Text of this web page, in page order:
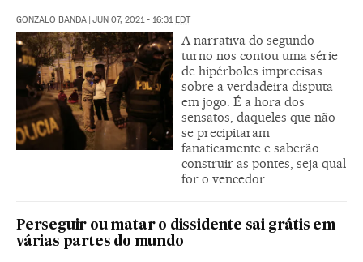
GONZALO BANDA | JUN 07, 2021 - 16:31EDT
A narrativa do segundo
turno nos contou uma série
de hipérboles imprecisas
sobre a verdadeira disputa
em jogo. É a hora dos
sensatos, daqueles que não
se precipitaram
fanaticamente e saberão
construir as pontes, seja qual
for o vencedor
Perseguir ou matar o dissidente sai grátis em
várias partes do mundo